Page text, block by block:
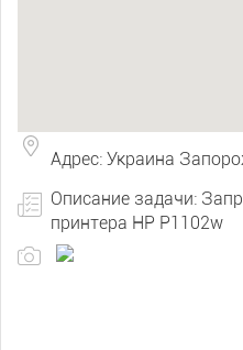
Адрес: Украина
Описание задачи:
принтера HP P1102w